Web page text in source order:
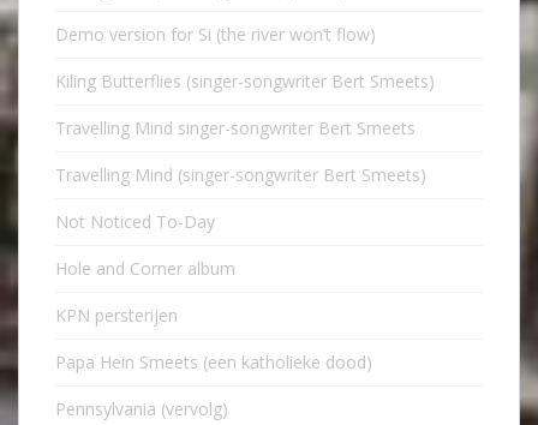
Demo version for Si (the river won’t flow)
Kiling Butterflies (singer-songwriter Bert Smeets)
Travelling Mind singer-songwriter Bert Smeets
Travelling Mind (singer-songwriter Bert Smeets)
Not Noticed To-Day
Hole and Corner album
KPN persterijen
Papa Hein Smeets (een katholieke dood)
Pennsylvania (vervolg)